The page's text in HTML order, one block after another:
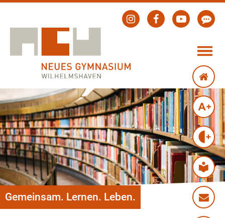
Gemeinsam. Lernen. Leben.